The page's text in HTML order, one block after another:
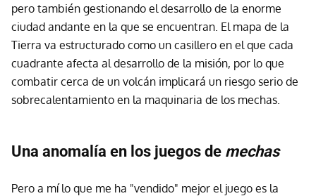
pero también gestionando el desarrollo de la enorme
ciudad andante en la que se encuentran. El mapa de la
Tierra va estructurado como un casillero en el que cada
cuadrante afecta al desarrollo de la misión, por lo que
combatir cerca de un volcán implicará un riesgo serio de
sobrecalentamiento en la maquinaria de los mechas.
Una anomalía en los juegos de mechas
Pero a mí lo que me ha "vendido" mejor el juego es la